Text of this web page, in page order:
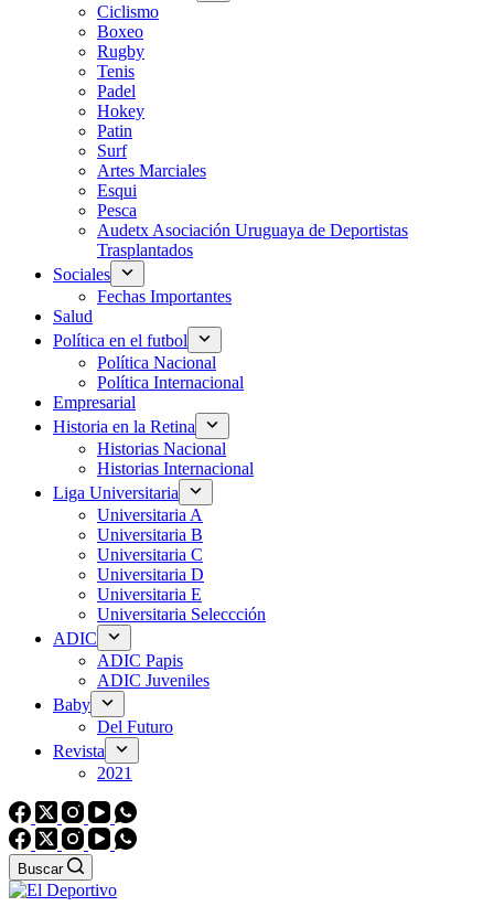
Ciclismo
Boxeo
Rugby
Tenis
Padel
Hokey
Patin
Surf
Artes Marciales
Esqui
Pesca
Audetx Asociación Uruguaya de Deportistas
Trasplantados
Sociales
Fechas Importantes
Salud
Política en el futbol
Política Nacional
Política Internacional
Empresarial
Historia en la Retina
Historias Nacional
Historias Internacional
Liga Universitaria
Universitaria A
Universitaria B
Universitaria C
Universitaria D
Universitaria E
Universitaria Seleccción
ADIC
ADIC Papis
ADIC Juveniles
Baby
Del Futuro
Revista
2021
Buscar